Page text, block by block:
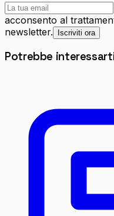
acconsento al
newsletter.
Iscriviti ora
Potrebbe